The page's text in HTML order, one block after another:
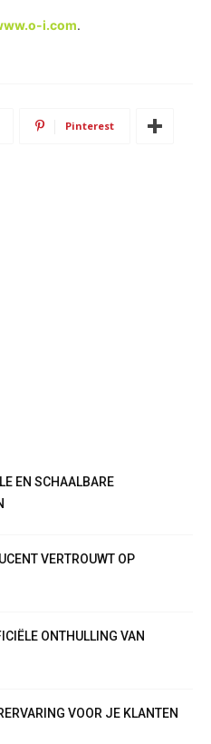
i.com.
Pinterest
EN SCHAALBARE
VERTROUWT OP
ONTHULLING VAN
VOOR JE KLANTEN